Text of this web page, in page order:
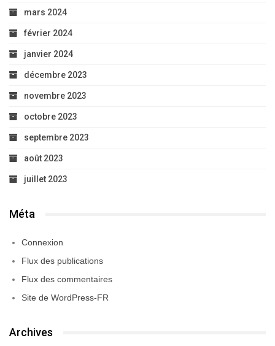
mars 2024
février 2024
janvier 2024
décembre 2023
novembre 2023
octobre 2023
septembre 2023
août 2023
juillet 2023
Méta
Connexion
Flux des publications
Flux des commentaires
Site de WordPress-FR
Archives